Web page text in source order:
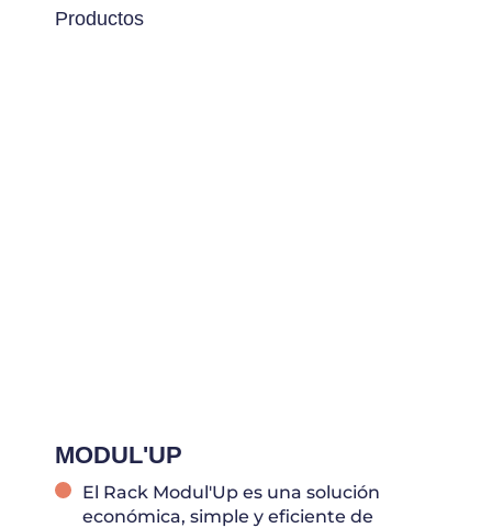
Productos
MODUL'UP
El Rack Modul'Up es una solución
económica, simple y eficiente de